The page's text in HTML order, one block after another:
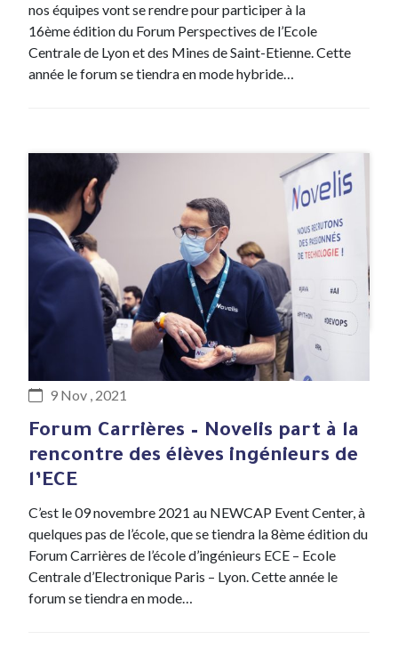
nos équipes vont se rendre pour participer à la
16ème édition du Forum Perspectives de l’Ecole
Centrale de Lyon et des Mines de Saint-Etienne. Cette
année le forum se tiendra en mode hybride…
9 Nov , 2021
Forum Carrières – Novelis part à la
rencontre des élèves ingénieurs de
l’ECE
C’est le 09 novembre 2021 au NEWCAP Event Center, à
quelques pas de l’école, que se tiendra la 8ème édition du
Forum Carrières de l’école d’ingénieurs ECE – Ecole
Centrale d’Electronique Paris – Lyon. Cette année le
forum se tiendra en mode…